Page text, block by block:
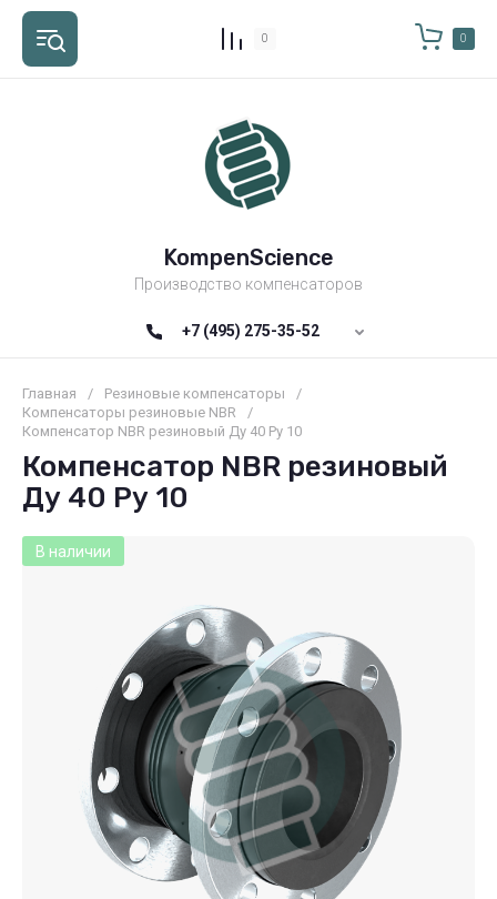
0 0
KompenScience
Производство компенсаторов
+7 (495) 275-35-52
Главная / Резиновые компенсаторы
/
Компенсаторы резиновые NBR
/
Компенсатор NBR резиновый Ду 40 Ру 10
Компенсатор NBR резиновый
Ду 40 Ру 10
В наличии